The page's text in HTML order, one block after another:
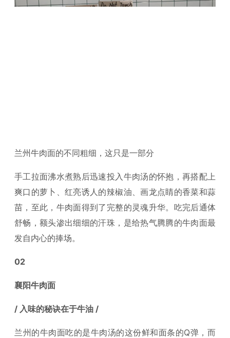
兰州牛肉面的不同粗细，这只是一部分
手工拉面沸水煮熟后迅速投入牛肉汤的怀抱，再搭配上
爽口的萝卜、红亮诱人的辣椒油、画龙点睛的香菜和蒜
苗，至此，牛肉面得到了完整的灵魂升华。吃完后通体
舒畅，额头渗出细细的汗珠，是给热气腾腾的牛肉面最
发自内心的捧场。
02
襄阳牛肉面
/ 入味的秘诀在于牛油 /
兰州的牛肉面吃的是牛肉汤的这份鲜和面条的Q弹，而